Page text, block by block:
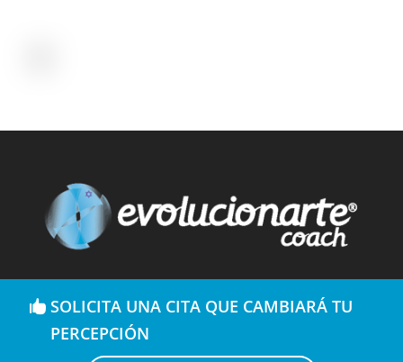
SOLICITA UNA CITA QUE CAMBIARÁ TU
PERCEPCIÓN